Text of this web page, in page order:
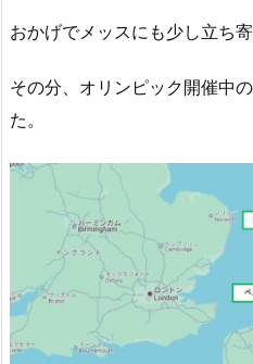
おかげでメッスにも少し立ち
その分、オリンピック開催中
た。